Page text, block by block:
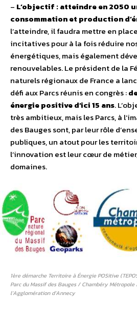
– L’objectif : atteindre en 2050
consommation et production
l’atteindre, il faudra mettre en
incitatives pour à la fois réduire
énergétiques, mais également
renouvelables. Le président de la
naturels régionaux de France a
défi aux Parcs réunis en congrès :
énergie positive d’ici 15 ans.
très ambitieux, mais les Parcs, à
des Bauges sont, par leur rôle
publiques, un atout pour les
l’innovation est leur cœur de
domaines.
1ère démarche Territoire à Énergie POSitive
Parc du Massif des Bauges / Chambéry
l’Agglomération d’Annecy